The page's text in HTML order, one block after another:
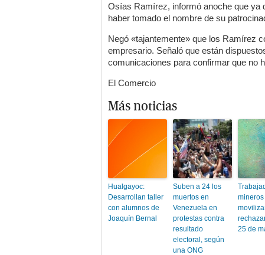
Osías Ramírez, informó anoche que ya
haber tomado el nombre de su
Negó «tajantemente» que los Ramírez
empresario. Señaló que están
comunicaciones para confirmar que no
El Comercio
Más noticias
Hualgayoc:
Desarrollan taller
con alumnos de
Joaquín Bernal
Suben a 24 los
muertos en
Venezuela en
protestas contra
resultado
electoral, según
una ONG
mineros
25 de